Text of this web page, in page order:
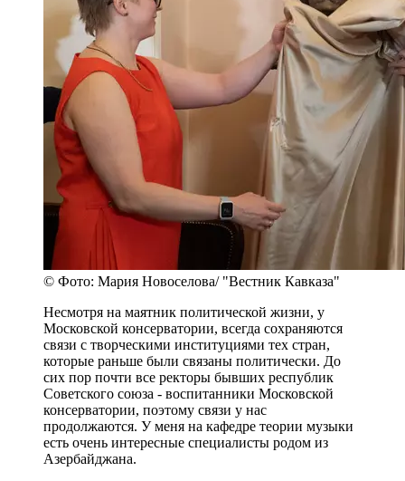
© Фото: Мария Новоселова/ "Вестник Кавказа"
Несмотря на маятник политической жизни, у
Московской консерватории, всегда сохраняются
связи с творческими институциями тех стран,
которые раньше были связаны политически. До
сих пор почти все ректоры бывших республик
Советского союза - воспитанники Московской
консерватории, поэтому связи у нас
продолжаются. У меня на кафедре теории музыки
есть очень интересные специалисты родом из
Азербайджана.